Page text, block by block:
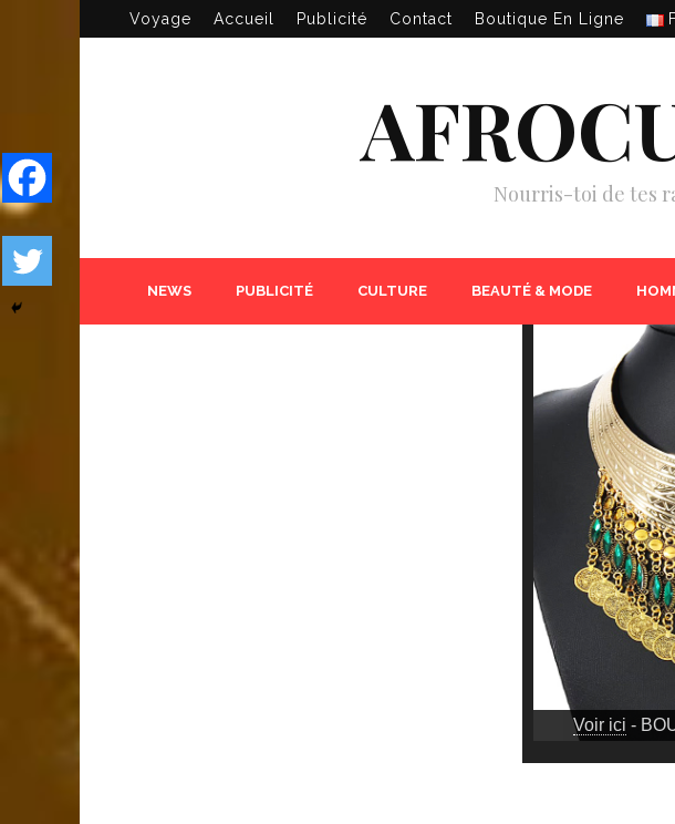
Voyage Accueil Publicité Contact Boutique En Ligne
Nourris-toi de tes
NEWS PUBLICITÉ CULTURE BEAUTÉ & MODE
Voir ici -